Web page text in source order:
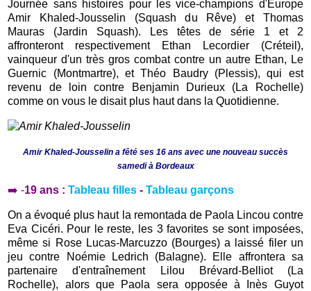
Journée sans histoires pour les vice-champions d'Europe
Amir Khaled-Jousselin (Squash du Rêve) et Thomas
Mauras (Jardin Squash). Les têtes de série 1 et 2
affronteront respectivement Ethan Lecordier (Créteil),
vainqueur d'un très gros combat contre un autre Ethan, Le
Guernic (Montmartre), et Théo Baudry (Plessis), qui est
revenu de loin contre Benjamin Durieux (La Rochelle)
comme on vous le disait plus haut dans la Quotidienne.
Amir Khaled-Jousselin a fêté ses 16 ans avec une nouveau succès
samedi à Bordeaux
➡️ -19 ans :Tableau filles -Tableau garçons
On a évoqué plus haut la remontada de Paola Lincou contre
Eva Cicéri. Pour le reste, les 3 favorites se sont imposées,
même si Rose Lucas-Marcuzzo (Bourges) a laissé filer un
jeu contre Noémie Ledrich (Balagne). Elle affrontera sa
partenaire d'entraînement Lilou Brévard-Belliot (La
Rochelle), alors que Paola sera opposée à Inès Guyot